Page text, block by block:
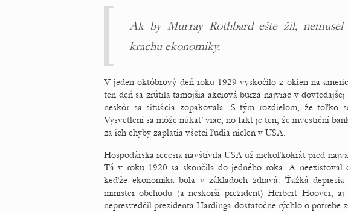
Ak by Murray Rothbard ešte žil,
krachu ekonomiky.
V jeden októbrový deň roku 1929 vyskočilo z okien na
ten deň sa zrútila tamojšia akciová burza najviac v
neskôr sa situácia zopakovala. S tým rozdielom, že toľko
Vysvetlení sa môže núkať viac, no fakt je ten, že investiční
za ich chyby zaplatia všetci ľudia nielen v USA.
Hospodárska recesia navštívila USA už niekoľkokrát pred
Tá v roku 1920 sa skončila do jedného roka. A
keďže ekonomika bola v základoch zdravá. Ťažká
minister obchodu (a neskorší prezident) Herbert Hoover,
nepresvedčil prezidenta Hardinga dostatočne rýchlo o